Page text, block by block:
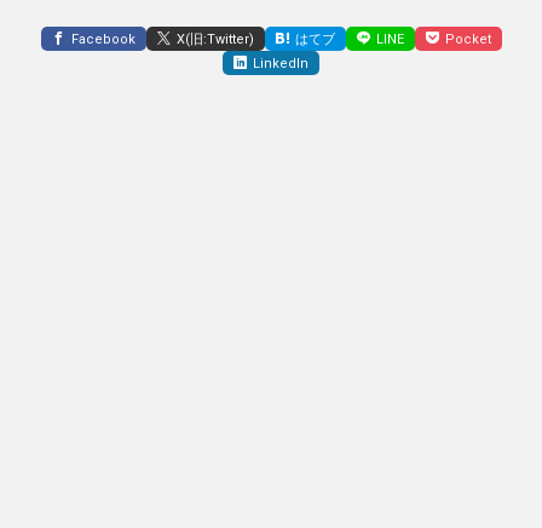
Facebook X(旧:Twitter) はてブ LINE
Pocket
LinkedIn